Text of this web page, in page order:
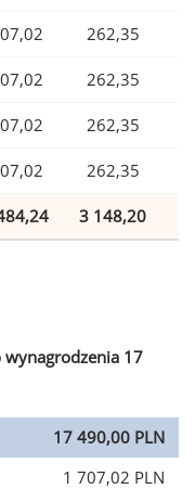
262,35
262,35
262,35
262,35
3 148,20
wynagrodzenia 17
17 490,00 PLN
1 707,02 PLN